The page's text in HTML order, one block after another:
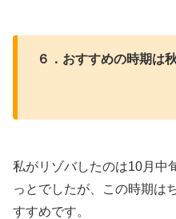
６．おすすめの時期は
私がリゾバしたのは10月中
っとでしたが、この時期は
すすめです。